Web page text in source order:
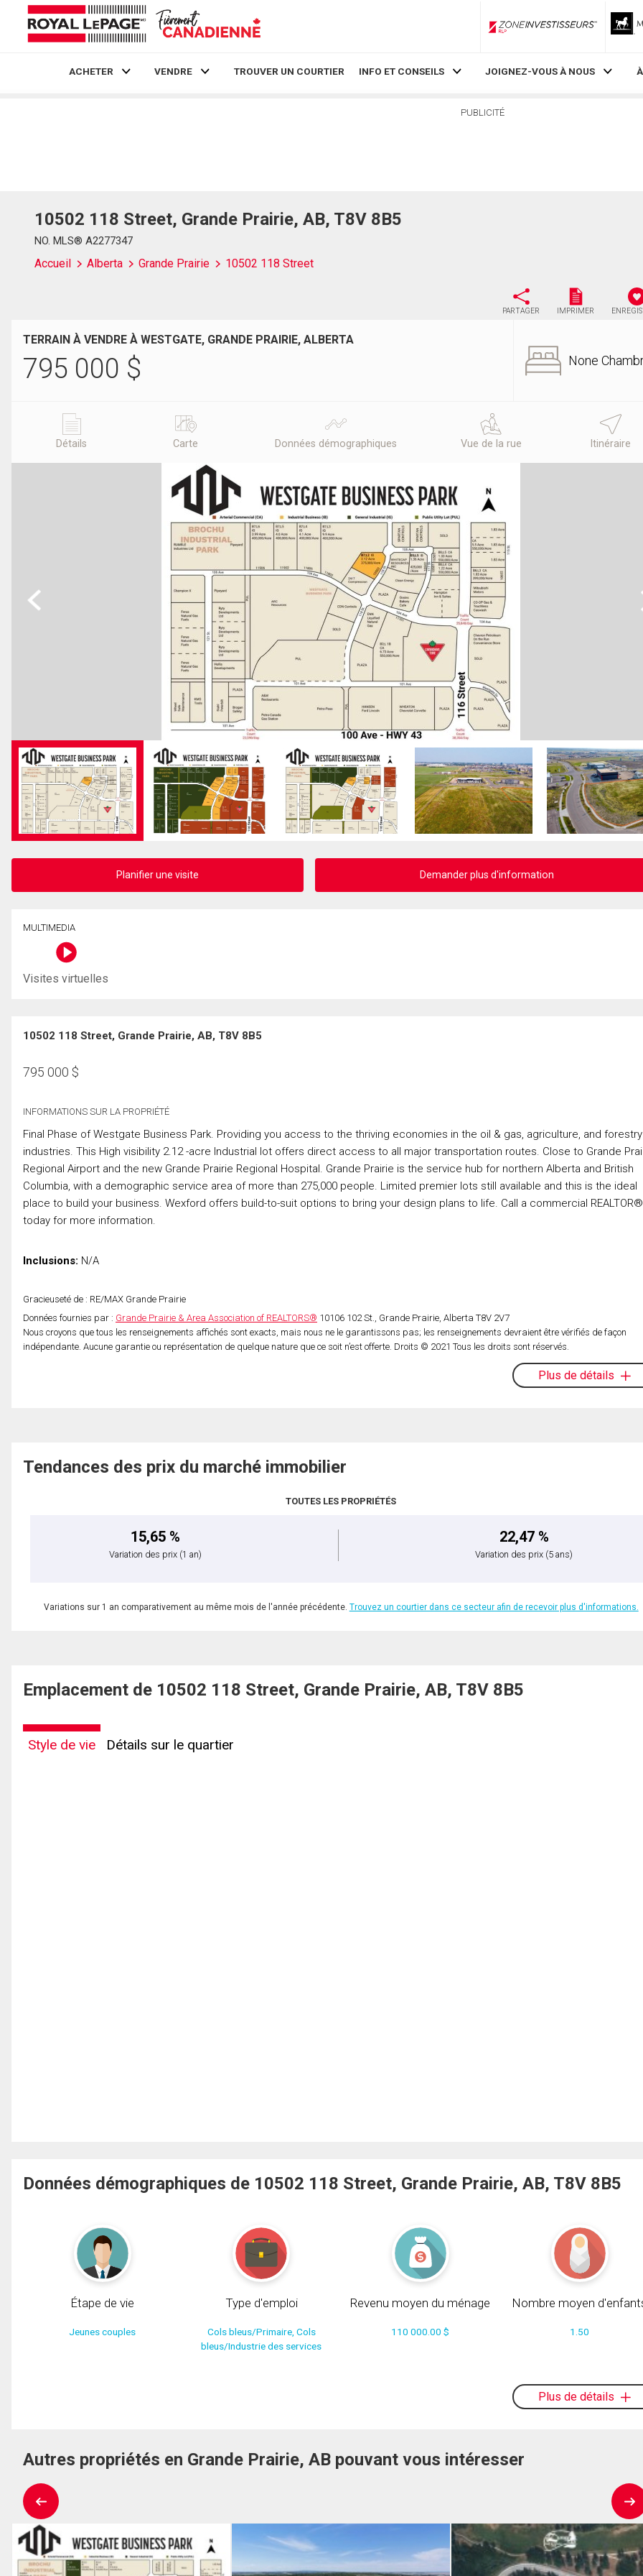
ZoneInvestisseurs RLP
ACHETER VENDRE TROUVER UN COURTIER INFO ET CONSEILS JOIGNEZ-VOUS À NOUS
PUBLICITÉ
10502 118 Street, Grande Prairie, AB, T8V 8B5
NO. MLS® A2277347
Accueil Alberta Grande Prairie 10502 118 Street
PARTAGER IMPRIMER
TERRAIN À VENDRE À WESTGATE, GRANDE PRAIRIE, ALBERTA
795 000 $ None
Détails Carte Données démographiques Vue de la rue Itinéraire
Previous
Planifier une visite Demander plus d'information
MULTIMEDIA
Visites virtuelles
10502 118 Street, Grande Prairie, AB, T8V 8B5
795 000 $
INFORMATIONS SUR LA PROPRIÉTÉ
Final Phase of Westgate Business Park. Providing you access to the thriving economies in the oil & gas, agriculture, and forestry
industries. This High visibility 2.12 -acre Industrial lot offers direct access to all major transportation routes. Close to Grande
Regional Airport and the new Grande Prairie Regional Hospital. Grande Prairie is the service hub for northern Alberta and British
Columbia, with a demographic service area of more than 275,000 people. Limited premier lots still available and this is the ideal
place to build your business. Wexford offers build-to-suit options to bring your design plans to life. Call a commercial REALTOR®
today for more information.
Inclusions: N/A
Gracieuseté de : RE/MAX Grande Prairie
Données fournies par : Grande Prairie & Area Association of REALTORS® 10106 102 St., Grande Prairie, Alberta T8V 2V7
Nous croyons que tous les renseignements affichés sont exacts, mais nous ne le garantissons pas; les renseignements devraient être vérifiés de façon
indépendante. Aucune garantie ou représentation de quelque nature que ce soit n’est offerte. Droits © 2021 Tous les droits sont réservés.
Plus de détails
Tendances des prix du marché immobilier
TOUTES LES PROPRIÉTÉS
15,65 %
Variation des prix (1 an)
22,47 %
Variation des prix (5 ans)
Variations sur 1 an comparativement au même mois de l'année précédente. Trouvez un courtier dans ce secteur afin de recevoir plus d'informations.
Emplacement de 10502 118 Street, Grande Prairie, AB, T8V 8B5
Style de vie Détails sur le quartier
Données démographiques de 10502 118 Street, Grande Prairie, AB, T8V 8B5
Étape de vie
Jeunes couples
Type d'emploi
Cols bleus/Primaire, Cols
bleus/Industrie des services
Revenu moyen du ménage
110 000.00 $
Nombre moyen
1.50
Plus de détails
Autres propriétés en Grande Prairie, AB pouvant vous intéresser